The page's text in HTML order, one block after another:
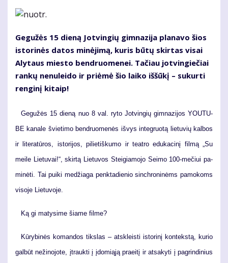
Ge­gu­žės 15 die­ną Jot­vin­gių gim­na­zi­ja pla­na­vo šios
is­to­ri­nės da­tos mi­nė­ji­mą, ku­ris bū­tų skir­tas vi­sai
Aly­taus mies­to ben­druo­me­nei. Ta­čiau jot­vin­gie­čiai
ran­kų ne­nu­lei­do ir pri­ėmė šio lai­ko iš­šū­kį – su­kur­ti
ren­gi­nį ki­taip!
Ge­gu­žės 15 die­ną nuo 8 val. ry­to Jot­vin­gių gim­na­zi­jos YOU­TU­
BE ka­na­le švie­ti­mo ben­druo­me­nės iš­vys in­teg­ruo­tą lie­tu­vių kal­bos
ir li­te­ra­tū­ros, is­to­ri­jos, pi­lie­tiš­ku­mo ir te­at­ro edu­ka­ci­nį fil­mą „Su
mei­le Lie­tu­vai!“, skir­tą Lie­tu­vos Stei­gia­mo­jo Sei­mo 100-me­čiui pa­
mi­nė­ti. Tai pui­ki me­džia­ga penk­ta­die­nio sin­chro­ni­nėms pa­mo­koms
vi­so­je Lie­tu­vo­je.
Ką gi ma­ty­si­me šia­me fil­me?
Kū­ry­bi­nės ko­man­dos tiks­las – at­skleis­ti is­to­ri­nį kon­teks­tą, ku­rio
gal­būt ne­ži­no­jo­te, įtrauk­ti į įdo­mi­ą­ją pra­ei­tį ir at­sa­ky­ti į pa­grin­di­nius